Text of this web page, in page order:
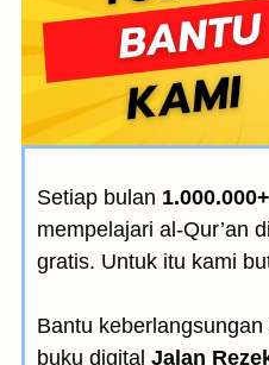
Setiap bulan 1.000.000+
mempelajari al-Qur’an
gratis. Untuk itu kami
Bantu
buku digital Jalan